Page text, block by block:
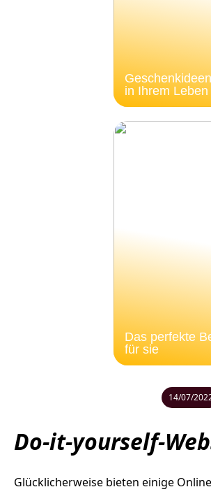
in Ihrem Leben
Das perfekte
für sie
14/07/
Do-it-yourself-
Glücklicherweise bieten einige